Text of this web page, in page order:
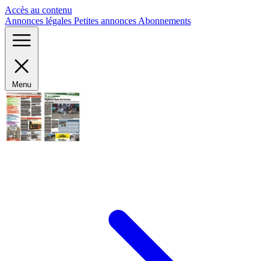
Accès au contenu
Annonces légales Petites annonces Abonnements
Menu
Panneau de gestion des cookies